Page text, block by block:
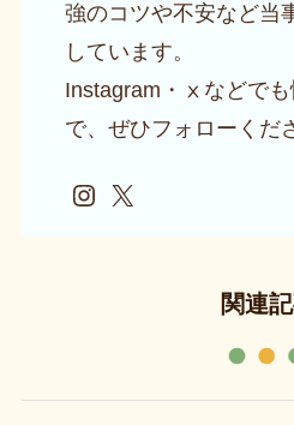
強のコツや不安など当
しています。
Instagram・ⅹなどで
で、ぜひフォローくだ
Instagram
X
関連